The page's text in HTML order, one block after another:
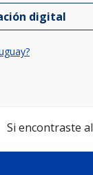
digital
Si encontraste